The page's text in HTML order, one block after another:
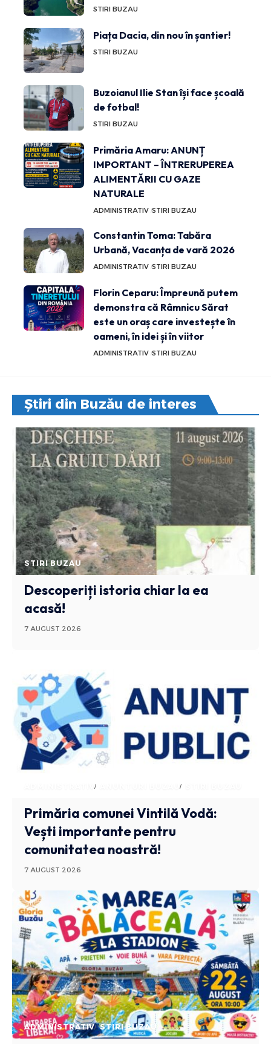
STIRI BUZAU
Piața Dacia, din nou în șantier!
STIRI BUZAU
Buzoianul Ilie Stan își face școală
de fotbal!
STIRI BUZAU
Primăria Amaru: ANUNȚ
IMPORTANT – ÎNTRERUPEREA
ALIMENTĂRII CU GAZE
NATURALE
ADMINISTRATIV STIRI BUZAU
Constantin Toma: Tabăra
Urbană, Vacanța de vară 2026
ADMINISTRATIV STIRI BUZAU
Florin Ceparu: Împreună putem
demonstra că Râmnicu Sărat
este un oraș care investește în
oameni, în idei și în viitor
ADMINISTRATIV STIRI BUZAU
Știri din Buzău de interes
STIRI BUZAU
Descoperiți istoria chiar la ea
acasă!
7 AUGUST 2026
ADMINISTRATIV ANUNTURI BUZAU
Primăria comunei Vintilă Vodă:
Vești importante pentru
comunitatea noastră!
7 AUGUST 2026
ADMINISTRATIV STIRI BUZAU